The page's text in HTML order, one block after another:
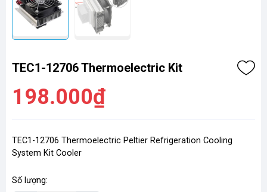
TEC1-12706 Thermoelectric Kit
198.000₫
TEC1-12706 Thermoelectric Peltier Refrigeration Cooling
System Kit Cooler
Số lượng: